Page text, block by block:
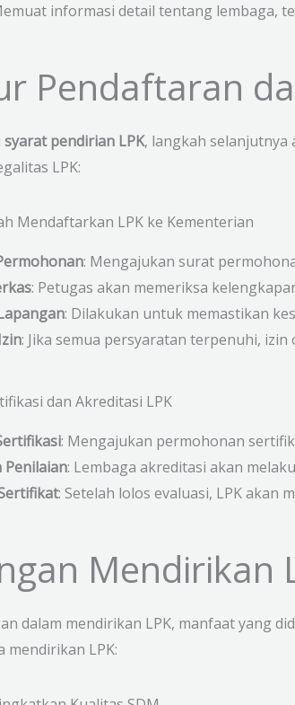
informasi detail tentang lembaga,
Pendaftaran
syarat pendirian LPK, langkah selanjutnya
LPK:
Mendaftarkan LPK ke Kementerian
: Mengajukan surat
: Petugas akan memeriksa
: Dilakukan untuk memastikan
: Jika semua persyaratan terpenuhi,
dan Akreditasi LPK
: Mengajukan permohonan
Penilaian: Lembaga akreditasi akan
: Setelah lolos evaluasi, LPK
Mendirikan
dalam mendirikan LPK, manfaat yang
LPK: